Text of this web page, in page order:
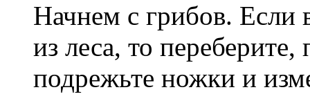
Начнем с грибов. Если
из леса, то
подрежьте ножки и